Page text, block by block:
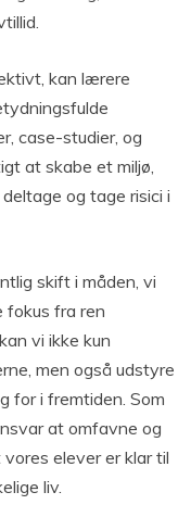
kan lærere
case-studier, og
at skabe et miljø,
og tage risici i
skift i måden, vi
fra ren
vi ikke kun
men også udstyre
for i fremtiden. Som
at omfavne og
elever er klar til
liv.